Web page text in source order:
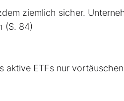
ziemlich sicher.
(S. 84)
aktive ETFs nur